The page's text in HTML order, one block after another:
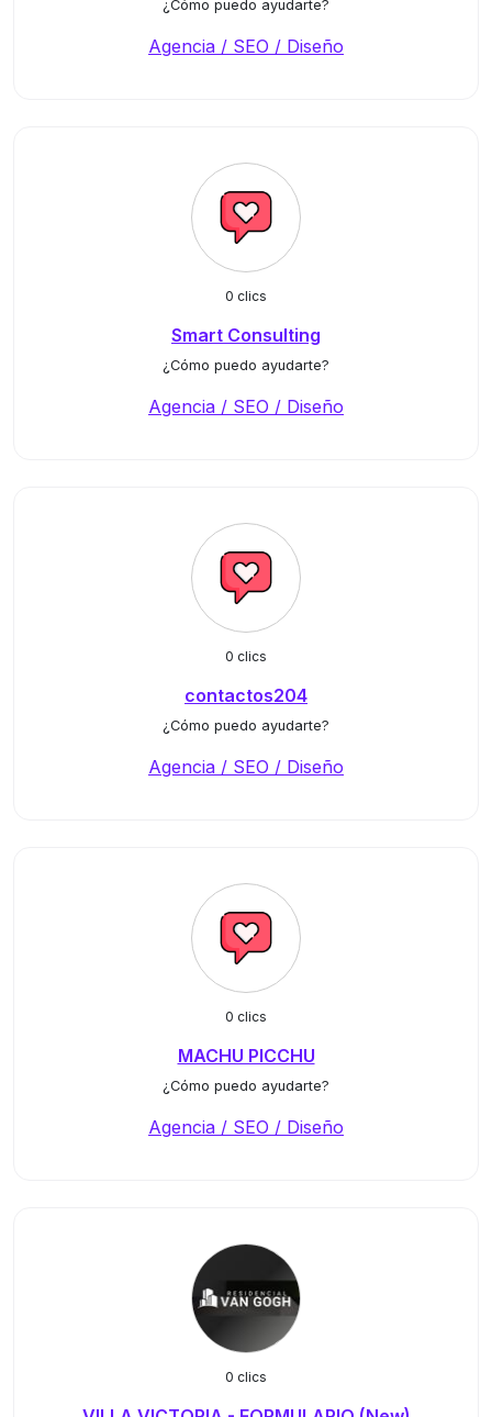
¿Cómo puedo ayudarte?
Agencia / SEO / Diseño
0 clics
Smart Consulting
¿Cómo puedo ayudarte?
Agencia / SEO / Diseño
0 clics
contactos204
¿Cómo puedo ayudarte?
Agencia / SEO / Diseño
0 clics
MACHU PICCHU
¿Cómo puedo ayudarte?
Agencia / SEO / Diseño
0 clics